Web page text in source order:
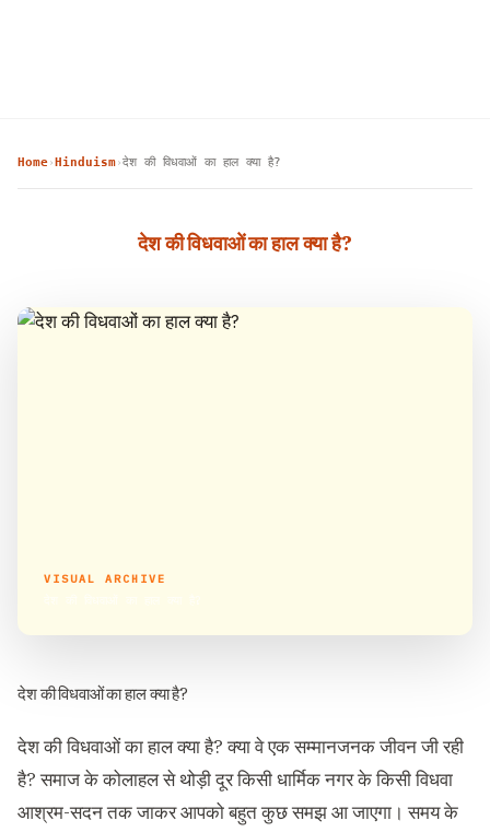
Home› Hinduism›देश की विधवाओं का हाल क्या है?
देश की विधवाओं का हाल क्या है?
VISUAL ARCHIVE
देश की विधवाओं का हाल क्या है?
देश की विधवाओं का हाल क्या है? क्या वे एक सम्मानजनक जीवन जी रही
है? समाज के कोलाहल से थोड़ी दूर किसी धार्मिक नगर के किसी विधवा
आश्रम-सदन तक जाकर आपको बहुत कुछ समझ आ जाएगा। समय के